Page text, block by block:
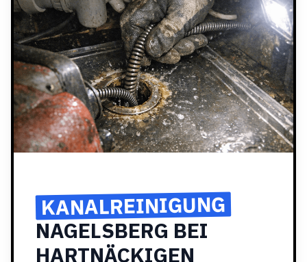
KANALREINIGUNG
NAGELSBERG BEI
HARTNÄCKIGEN